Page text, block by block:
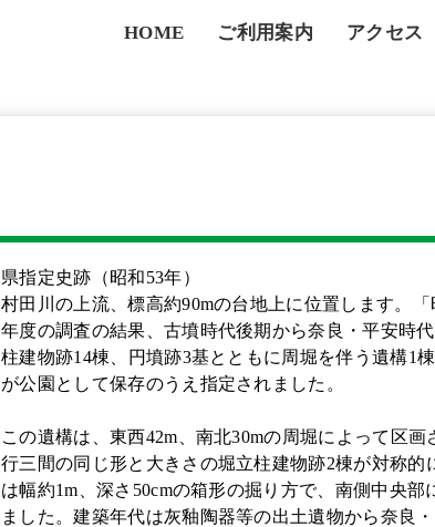
HOME ご利用案内 アクセス
県指定史跡（昭和53年）
村田川の上流、標高約90mの台地上に位置します。
年度の調査の結果、古墳時代後期から奈良・平安時
柱建物跡14棟、円墳跡3基とともに周堀を伴う遺構1
が公園として保存のうえ指定されました。
この遺構は、東西42m、南北30mの周堀によって区
行三間の同じ形と大きさの堀立柱建物跡2棟が対称的
は幅約1m、深さ50cmの箱形の掘り方で、南側中央部
ました。建築年代は灰釉陶器等の出土遺物から奈良